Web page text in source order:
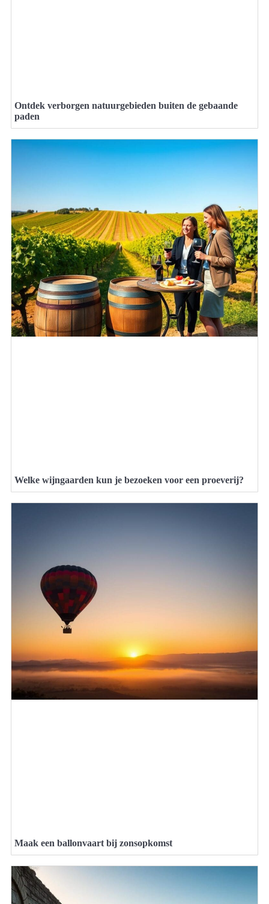
Ontdek verborgen natuurgebieden buiten de gebaande
paden
Welke wijngaarden kun je bezoeken voor een proeverij?
Maak een ballonvaart bij zonsopkomst